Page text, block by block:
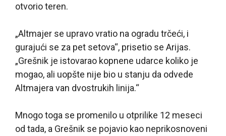
otvorio teren.
„Altmajer se upravo vratio na ogradu trčeći, i
gurajući se za pet setova“, prisetio se Arijas.
„Grešnik je istovarao kopnene udarce koliko je
mogao, ali uopšte nije bio u stanju da odvede
Altmajera van dvostrukih linija.“
Mnogo toga se promenilo u otprilike 12 meseci
od tada, a Grešnik se pojavio kao neprikosnoveni